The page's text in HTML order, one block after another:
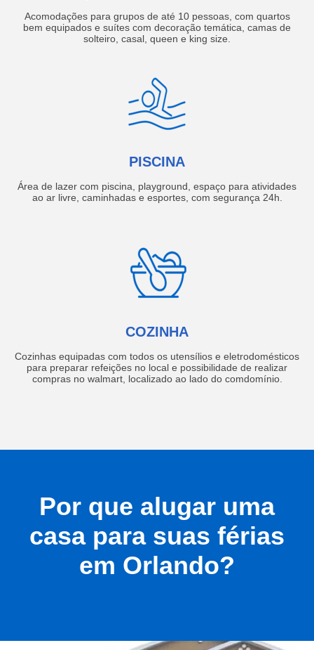
Acomodações para grupos de até 10 pessoas, com quartos
bem equipados e suítes com decoração temática, camas de
solteiro, casal, queen e king size.
PISCINA
Área de lazer com piscina, playground, espaço para atividades
ao ar livre, caminhadas e esportes, com segurança 24h.
COZINHA
Cozinhas equipadas com todos os utensílios e eletrodomésticos
para preparar refeições no local e possibilidade de realizar
compras no walmart, localizado ao lado do comdomínio.
Por que alugar uma
casa para suas férias
em Orlando?